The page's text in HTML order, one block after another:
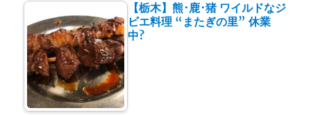
【栃木】熊･鹿･猪 ワイルドなジ
ビエ料理 “またぎの里” 休業
中?